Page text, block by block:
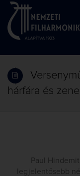
hárfára és
Paul
legjelentősebb